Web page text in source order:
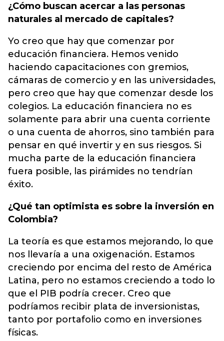
¿Cómo buscan acercar a las personas
naturales al mercado de capitales?
Yo creo que hay que comenzar por
educación financiera. Hemos venido
haciendo capacitaciones con gremios,
cámaras de comercio y en las universidades,
pero creo que hay que comenzar desde los
colegios. La educación financiera no es
solamente para abrir una cuenta corriente
o una cuenta de ahorros, sino también para
pensar en qué invertir y en sus riesgos. Si
mucha parte de la educación financiera
fuera posible, las pirámides no tendrían
éxito.
¿Qué tan optimista es sobre la inversión en
Colombia?
La teoría es que estamos mejorando, lo que
nos llevaría a una oxigenación. Estamos
creciendo por encima del resto de América
Latina, pero no estamos creciendo a todo lo
que el PIB podría crecer. Creo que
podríamos recibir plata de inversionistas,
tanto por portafolio como en inversiones
físicas.